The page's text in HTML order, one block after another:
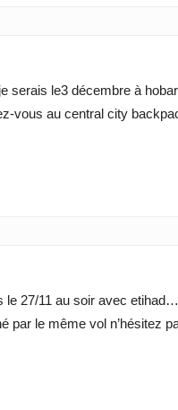
serais le3 décembre à
vous au central city
le 27/11 au soir avec etihad…
par le même vol n’hésitez